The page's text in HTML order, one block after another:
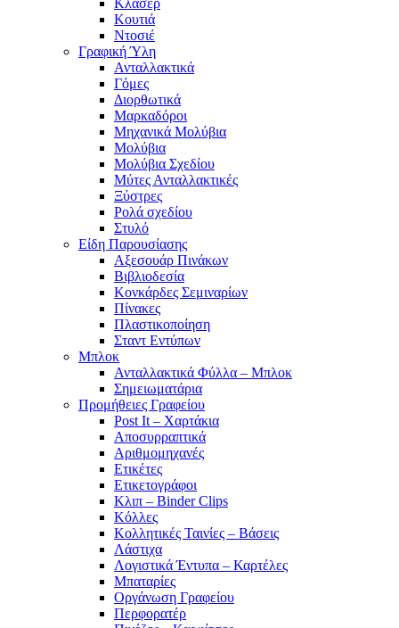
Κουτιά
Ντοσιέ
Γραφική Ύλη
Ανταλλακτικά
Γόμες
Διορθωτικά
Μαρκαδόροι
Μηχανικά Μολύβια
Μολύβια
Μολύβια Σχεδίου
Μύτες Ανταλλακτικές
Ξύστρες
Ρολά σχεδίου
Στυλό
Είδη Παρουσίασης
Αξεσουάρ Πινάκων
Βιβλιοδεσία
Κονκάρδες Σεμιναρίων
Πίνακες
Πλαστικοποίηση
Σταντ Εντύπων
Μπλοκ
Ανταλλακτικά Φύλλα – Μπλοκ
Σημειωματάρια
Προμήθειες Γραφείου
Post It – Χαρτάκια
Αποσυρραπτικά
Αριθμομηχανές
Ετικέτες
Ετικετογράφοι
Κλιπ – Binder Clips
Κόλλες
Κολλητικές Ταινίες – Βάσεις
Λάστιχα
Λογιστικά Έντυπα – Καρτέλες
Μπαταρίες
Οργάνωση Γραφείου
Περφορατέρ